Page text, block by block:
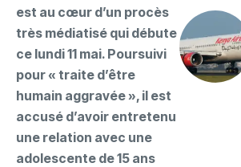
est au cœur d’un procès
très médiatisé qui débute
ce lundi 11 mai. Poursuivi
pour « traite d’être
humain aggravée », il est
accusé d’avoir entretenu
une relation avec une
adolescente de 15 ans